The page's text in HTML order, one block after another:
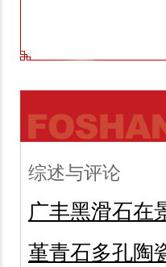
综述与评论
广丰黑滑石在
堇青石多孔陶